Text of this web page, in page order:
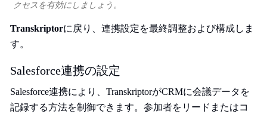
クセスを有効にしましょう。
Transkriptorに戻り、連携設定を最終調整および構成しま
す。
Salesforce連携の設定
Salesforce連携により、TranskriptorがCRMに会議データを
記録する方法を制御できます。参加者をリードまたはコ